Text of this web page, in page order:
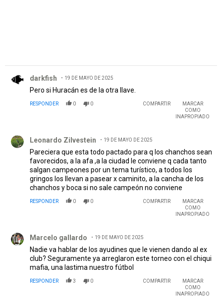
darkfish 19 DE MAYO DE 2025
Pero si Huracán es de la otra llave.
RESPONDER 0 0 COMPARTIR
MARCAR
COMO
INAPROPIADO
Leonardo Zilvestein 19 DE MAYO DE 2025
Pareciera que esta todo pactado para q los chanchos sean
favorecidos, a la afa ,a la ciudad le conviene q cada tanto
salgan campeones por un tema turístico, a todos los
gringos los llevan a pasear x caminito, a la cancha de los
chanchos y boca si no sale campeón no conviene
RESPONDER 0 0 COMPARTIR
MARCAR
COMO
INAPROPIADO
Marcelo gallardo 19 DE MAYO DE 2025
Nadie va hablar de los ayudines que le vienen dando al ex
club? Seguramente ya arreglaron este torneo con el chiqui
mafia, una lastima nuestro fútbol
RESPONDER 3 0 COMPARTIR
MARCAR
COMO
INAPROPIADO